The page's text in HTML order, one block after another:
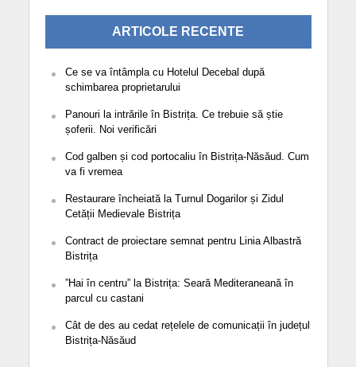
ARTICOLE RECENTE
Ce se va întâmpla cu Hotelul Decebal după
schimbarea proprietarului
Panouri la intrările în Bistrița. Ce trebuie să știe
șoferii. Noi verificări
Cod galben și cod portocaliu în Bistrița-Năsăud. Cum
va fi vremea
Restaurare încheiată la Turnul Dogarilor și Zidul
Cetății Medievale Bistrița
Contract de proiectare semnat pentru Linia Albastră
Bistrița
”Hai în centru” la Bistrița: Seară Mediteraneană în
parcul cu castani
Cât de des au cedat rețelele de comunicații în județul
Bistrița-Năsăud